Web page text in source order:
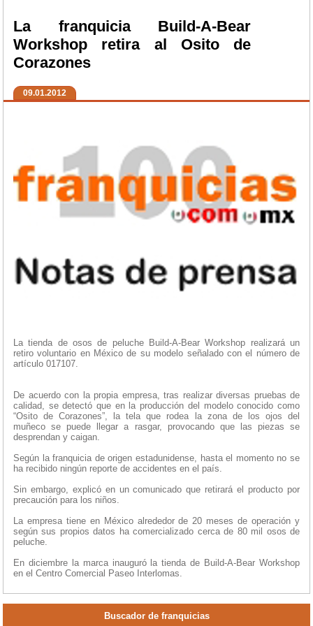
La franquicia Build-A-Bear
Workshop retira al Osito de
Corazones
09.01.2012
La tienda de osos de peluche Build-A-Bear Workshop realizará un
retiro voluntario en México de su modelo señalado con el número de
artículo 017107.
De acuerdo con la propia empresa, tras realizar diversas pruebas de
calidad, se detectó que en la producción del modelo conocido como
“Osito de Corazones”, la tela que rodea la zona de los ojos del
muñeco se puede llegar a rasgar, provocando que las piezas se
desprendan y caigan.
Según la franquicia de origen estadunidense, hasta el momento no se
ha recibido ningún reporte de accidentes en el país.
Sin embargo, explicó en un comunicado que retirará el producto por
precaución para los niños.
La empresa tiene en México alrededor de 20 meses de operación y
según sus propios datos ha comercializado cerca de 80 mil osos de
peluche.
En diciembre la marca inauguró la tienda de Build-A-Bear Workshop
en el Centro Comercial Paseo Interlomas.
Buscador de franquicias